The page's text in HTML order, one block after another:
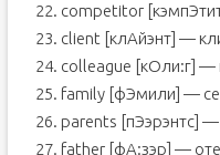
22. competitor
23. client [клАйэнт] —
24. colleague [кОли:г] —
25. family [фЭмили] —
26. parents [пЭэрэнтс]
27. father [фА:зэр] —